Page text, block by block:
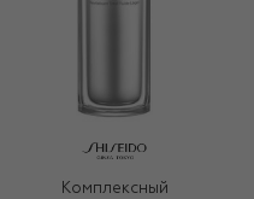
Комплексный